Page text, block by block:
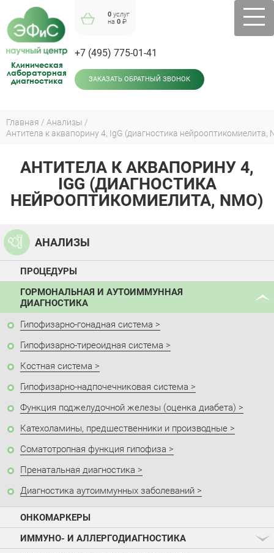
navigation
Клиническая
лабораторная
диагностика
0 услуг
на0 ₽
+7 (495) 775-01-41
ЗАКАЗАТЬ ОБРАТНЫЙ ЗВОНОК
Вы
Главная
Анализы
Антитела к аквапорину 4, IgG (диагностика нейрооптикомиелита,
BackАНТИТЕЛА К АКВАПОРИНУ 4,
IGG (ДИАГНОСТИКА
НЕЙРООПТИКОМИЕЛИТА, NMO)
АНАЛИЗЫ
ПРОЦЕДУРЫ
ГОРМОНАЛЬНАЯ И АУТОИММУННАЯ
ДИАГНОСТИКА
Гипофизарно-гонадная система
Гипофизарно-тиреоидная система
Костная система
Гипофизарно-надпочечниковая система
Функция поджелудочной железы (оценка диабета)
Катехоламины, предшественники и производные
Соматотропная функция гипофиза
Пренатальная диагностика
Диагностика аутоиммунных заболеваний
ОНКОМАРКЕРЫ
ИММУНО- И АЛЛЕРГОДИАГНОСТИКА